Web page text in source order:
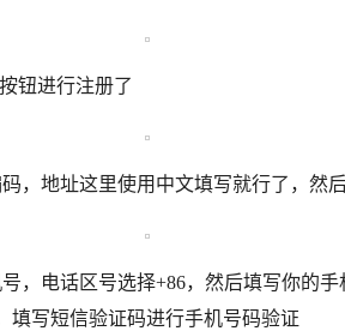
钮进行注册了
，地址这里使用中文填写就行了，然
，电话区号选择+86，然后填写你的手
填写短信验证码进行手机号码验证